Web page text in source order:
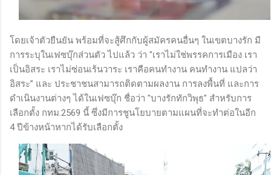
โดยเจ้าตัวยืนยัน พร้อมที่จะสู้ศึกกับผู้สมัครคนอื่นๆ ในเขตบางรัก มี
การระบุในเฟซบุ๊กส่วนตัว ไปแล้ว ว่า "เราไม่ใช่พรรคการเมือง เรา
เป็นอิสระ เราไม่ซ่อนเร้นวาระ เราคือคนทำงาน คนทำงาน แปลว่า
อิสระ” และ ประชาชนสามารถติดตามผลงาน การลงพื้นที่ และการ
ดำเนินงานต่างๆ ได้ในเฟซบุ๊ก ชื่อว่า "บางรักทักวิพุธ" สำหรับการ
เลือกตั้ง กทม.2569 นี้ ซึ่งมีการชูนโยบายตามแผนที่จะทำต่อในอีก
4 ปีข้างหน้าหากได้รับเลือกตั้ง